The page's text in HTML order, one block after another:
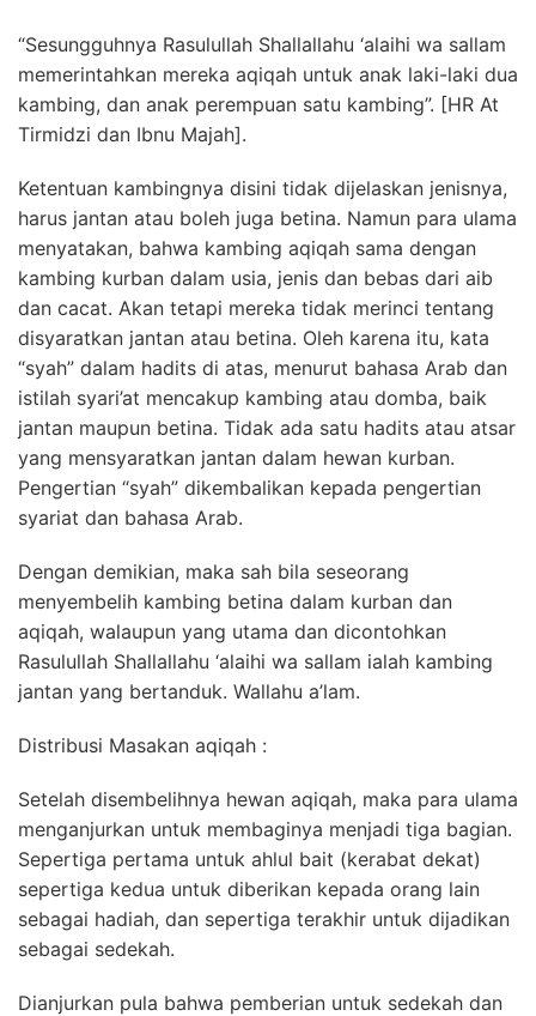
“Sesungguhnya Rasulullah Shallallahu ‘alaihi wa sallam
memerintahkan mereka aqiqah untuk anak laki-laki dua
kambing, dan anak perempuan satu kambing”. [HR At
Tirmidzi dan Ibnu Majah].
Ketentuan kambingnya disini tidak dijelaskan jenisnya,
harus jantan atau boleh juga betina. Namun para ulama
menyatakan, bahwa kambing aqiqah sama dengan
kambing kurban dalam usia, jenis dan bebas dari aib
dan cacat. Akan tetapi mereka tidak merinci tentang
disyaratkan jantan atau betina. Oleh karena itu, kata
“syah” dalam hadits di atas, menurut bahasa Arab dan
istilah syari’at mencakup kambing atau domba, baik
jantan maupun betina. Tidak ada satu hadits atau atsar
yang mensyaratkan jantan dalam hewan kurban.
Pengertian “syah” dikembalikan kepada pengertian
syariat dan bahasa Arab.
Dengan demikian, maka sah bila seseorang
menyembelih kambing betina dalam kurban dan
aqiqah, walaupun yang utama dan dicontohkan
Rasulullah Shallallahu ‘alaihi wa sallam ialah kambing
jantan yang bertanduk. Wallahu a’lam.
Distribusi Masakan aqiqah :
Setelah disembelihnya hewan aqiqah, maka para ulama
menganjurkan untuk membaginya menjadi tiga bagian.
Sepertiga pertama untuk ahlul bait (kerabat dekat)
sepertiga kedua untuk diberikan kepada orang lain
sebagai hadiah, dan sepertiga terakhir untuk dijadikan
sebagai sedekah.
Dianjurkan pula bahwa pemberian untuk sedekah dan